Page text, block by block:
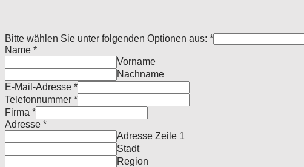
Bitte wählen Sie unter folgenden Optionen aus: *
Name *
Vorname
Nachname
E-Mail-Adresse *
Telefonnummer *
Firma *
Adresse *
Adresse Zeile 1
Stadt
Region